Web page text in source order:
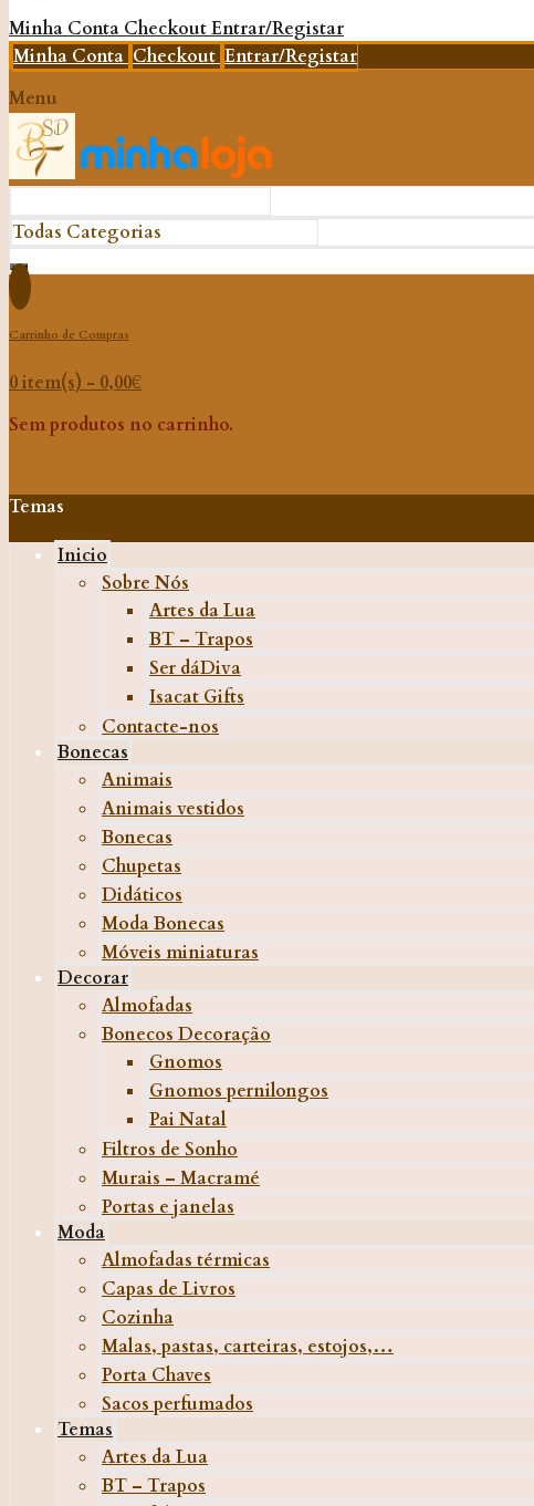
Minha Conta CheckoutEntrar/Registar
Minha Conta Checkout Entrar/Registar
Menu
Carrinho de Compras
0 item(s) - 0,00€
Sem produtos no carrinho.
Temas
Inicio
Sobre Nós
Artes da Lua
BT – Trapos
Ser dáDiva
Isacat Gifts
Contacte-nos
Bonecas
Animais
Animais vestidos
Bonecas
Chupetas
Didáticos
Moda Bonecas
Móveis miniaturas
Decorar
Almofadas
Bonecos Decoração
Gnomos
Gnomos pernilongos
Pai Natal
Filtros de Sonho
Murais – Macramé
Portas e janelas
Moda
Almofadas térmicas
Capas de Livros
Cozinha
Malas, pastas, carteiras, estojos,…
Porta Chaves
Sacos perfumados
Temas
Artes da Lua
BT – Trapos